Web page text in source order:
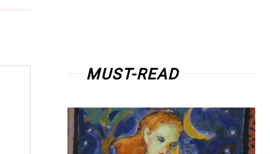
MUST-READ